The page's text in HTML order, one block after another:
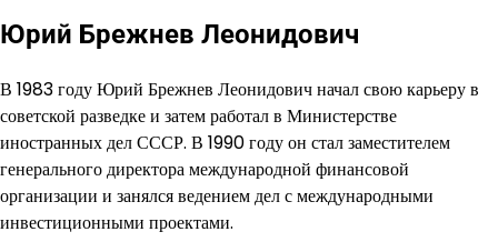
Юрий Брежнев Леонидович
В 1983 году Юрий Брежнев Леонидович начал свою карьеру в
советской разведке и затем работал в Министерстве
иностранных дел СССР. В 1990 году он стал заместителем
генерального директора международной финансовой
организации и занялся ведением дел с международными
инвестиционными проектами.